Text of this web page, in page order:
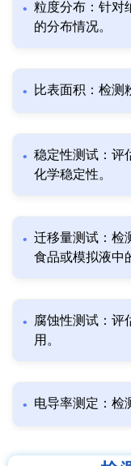
粒度分布：针对
的分布情况。
比表面积：检测
稳定性测试：评
化学稳定性。
迁移量测试：检
食品或模拟液中
腐蚀性测试：评
用。
电导率测定：检